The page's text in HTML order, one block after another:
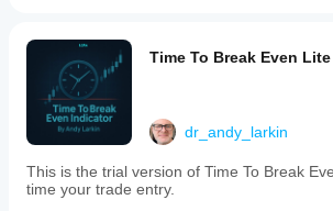
Time To Break Even
dr_andy_larkin
This is the trial version of Time To Break
time your trade entry.